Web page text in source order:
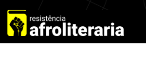
Pular
para
o
conteúdo